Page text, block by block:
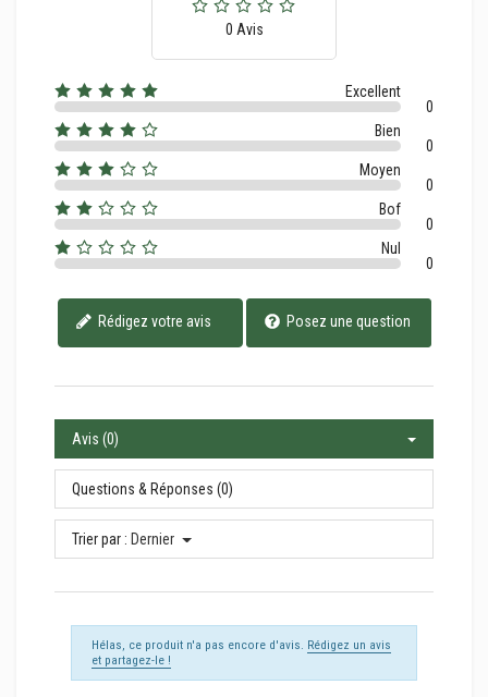
0 Avis
Excellent
0
Bien
0
Moyen
0
Bof
0
Nul
0
Rédigez votre avis Posez une question
Avis (0)
Questions & Réponses (0)
Trier par : Dernier
Hélas, ce produit n'a pas encore d'avis. Rédigez un avis
et partagez-le !